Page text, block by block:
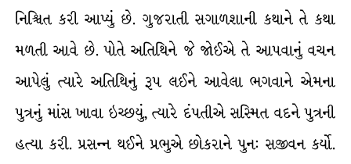
નિશ્ચિત કરી આપ્યું છે. ગુજરાતી સગાળશાની કથાને તે કથા
મળતી આવે છે. પોતે અતિથિને જે જોઈએ તે આપવાનું વચન
આપેલું ત્યારે અતિથિનું રૂપ લઈને આવેલા ભગવાને એમના
પુત્રનું માંસ ખાવા ઇચ્છયું, ત્યારે દંપતીએ સસ્મિત વદને પુત્રની
હત્યા કરી. પ્રસન્ન થઈને પ્રભુએ છોકરાને પુન: સજીવન કર્યો.